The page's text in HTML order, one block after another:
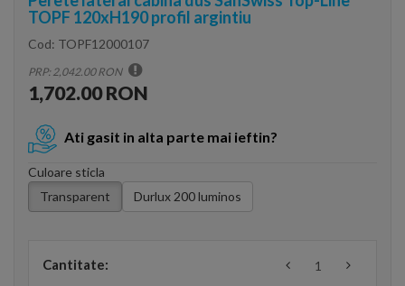
TOPF 120xH190 profil argintiu
Cod: TOPF12000107
PRP: 2,042.00 RON
1,702.00 RON
Ati gasit in alta parte mai ieftin?
Culoare sticla
Transparent
Durlux 200 luminos
Cantitate: